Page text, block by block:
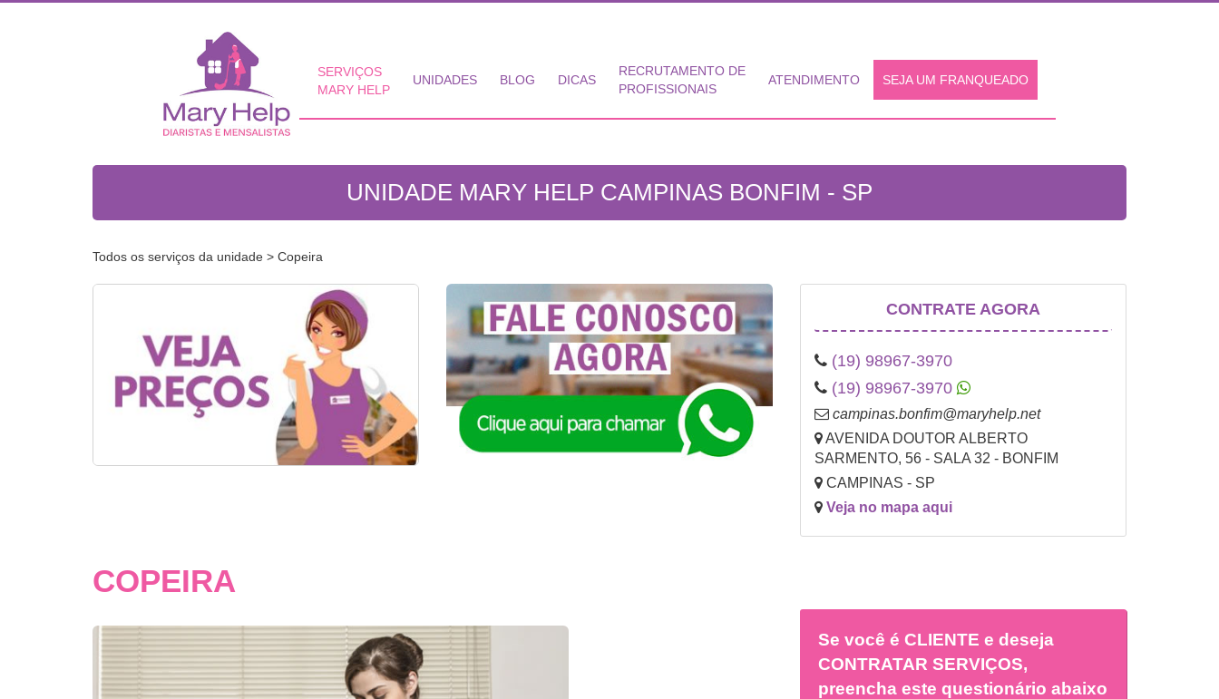
SERVIÇOS
MARY HELP
UNIDADES BLOG DICAS
RECRUTAMENTO DE
PROFISSIONAIS
ATENDIMENTO SEJA UM FRANQUEADO
UNIDADE MARY HELP CAMPINAS BONFIM - SP
Todos os serviços da unidade > Copeira
CONTRATE AGORA
(19) 98967-3970
(19) 98967-3970
campinas.bonfim@maryhelp.net
AVENIDA DOUTOR ALBERTO
SARMENTO, 56 - SALA 32 - BONFIM
CAMPINAS - SP
Veja no mapa aqui
COPEIRA
Se você é CLIENTE e deseja
CONTRATAR SERVIÇOS,
preencha este questionário abaixo